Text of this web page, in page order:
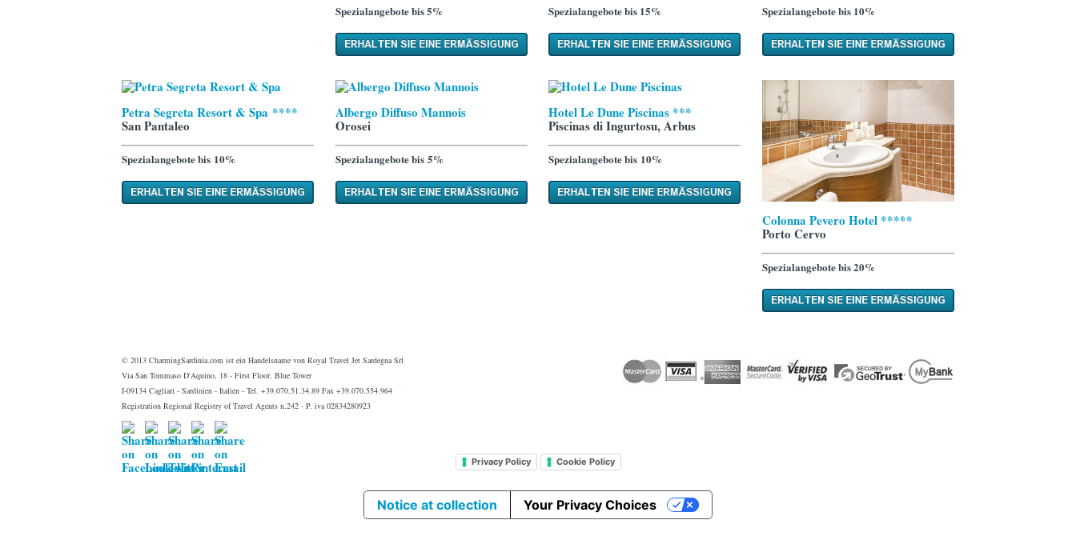
Spezialangebote bis 5% Spezialangebote bis 15% Spezialangebote bis 10%
Petra Segreta Resort & Spa ****
San Pantaleo
Spezialangebote bis 10%
Albergo Diffuso Mannois
Orosei
Spezialangebote bis 5%
Hotel Le Dune Piscinas ***
Piscinas di Ingurtosu, Arbus
Spezialangebote bis 10%
Colonna Pevero Hotel *****
Porto Cervo
Spezialangebote bis 20%
© 2013 CharmingSardinia.com ist ein Handelsname von Royal Travel Jet Sardegna Srl
Via San Tommaso D'Aquino, 18 - First Floor, Blue Tower
I-09134 Cagliari - Sardinien - Italien - Tel. +39.070.51.34.89 Fax +39.070.554.964
Registration Regional Registry of Travel Agents n.242 - P. iva 02834280923
Privacy Policy Cookie Policy
Notice at collection Your Privacy Choices